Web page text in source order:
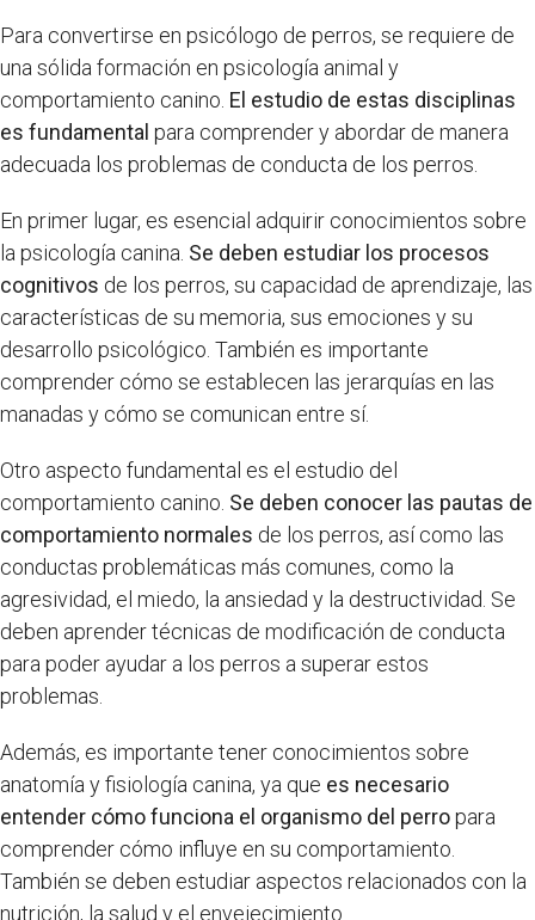
Para convertirse en psicólogo de perros, se requiere de
una sólida formación en psicología animal y
comportamiento canino. El estudio de estas disciplinas
es fundamental para comprender y abordar de manera
adecuada los problemas de conducta de los perros.
En primer lugar, es esencial adquirir conocimientos sobre
la psicología canina. Se deben estudiar los procesos
cognitivos de los perros, su capacidad de aprendizaje, las
características de su memoria, sus emociones y su
desarrollo psicológico. También es importante
comprender cómo se establecen las jerarquías en las
manadas y cómo se comunican entre sí.
Otro aspecto fundamental es el estudio del
comportamiento canino. Se deben conocer las pautas de
comportamiento normales de los perros, así como las
conductas problemáticas más comunes, como la
agresividad, el miedo, la ansiedad y la destructividad. Se
deben aprender técnicas de modificación de conducta
para poder ayudar a los perros a superar estos
problemas.
Además, es importante tener conocimientos sobre
anatomía y fisiología canina, ya que es necesario
entender cómo funciona el organismo del perropara
comprender cómo influye en su comportamiento.
También se deben estudiar aspectos relacionados con la
nutrición, la salud y el envejecimiento.